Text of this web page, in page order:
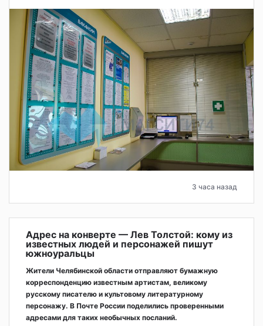
3 часа назад
Адрес на конверте — Лев Толстой: кому из
известных людей и персонажей пишут
южноуральцы
Жители Челябинской области отправляют бумажную
корреспонденцию известным артистам, великому
русскому писателю и культовому литературному
персонажу. В Почте России поделились проверенными
адресами для таких необычных посланий.